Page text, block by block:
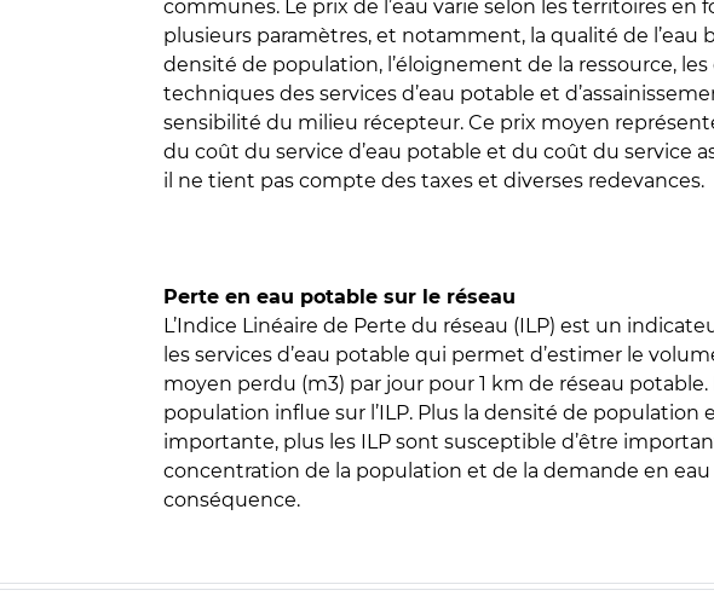
communes. Le prix de l’eau varie selon les territoires en
plusieurs paramètres, et notamment, la qualité de l’eau
densité de population, l’éloignement de la ressource,
techniques des services d’eau potable et
sensibilité du milieu récepteur. Ce prix moyen
du coût du service d’eau potable et du coût du service
il ne tient pas compte des taxes et diverses redevances.
Perte en eau potable sur le réseau
L’Indice Linéaire de Perte du réseau (ILP) est un
les services d’eau potable qui permet d’estimer le
moyen perdu (m3) par jour pour 1 km de réseau potable.
population influe sur l’ILP. Plus la densité de population
importante, plus les ILP sont susceptible d’être
concentration de la population et de la demande en
conséquence.